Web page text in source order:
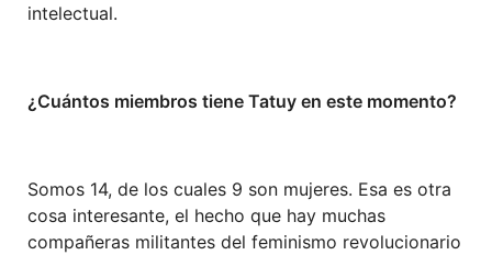
intelectual.
¿Cuántos miembros tiene Tatuy en este momento?
Somos 14, de los cuales 9 son mujeres. Esa es otra
cosa interesante, el hecho que hay muchas
compañeras militantes del feminismo revolucionario